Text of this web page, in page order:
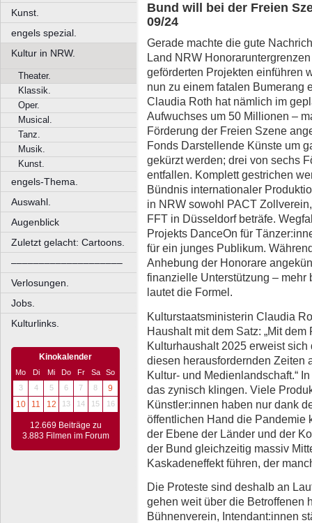
Kunst.
engels spezial.
Kultur in NRW.
Theater.
Klassik.
Oper.
Musical.
Tanz.
Musik.
Kunst.
engels-Thema.
Auswahl.
Augenblick
Zuletzt gelacht: Cartoons.
––––––––––––––––––––
Verlosungen.
Jobs.
Kulturlinks.
Kinokalender
Mo Di Mi Do Fr Sa
So
3
4 5 6 7 8
9
10
11 12 13 14 15 16
12.669 Beiträge zu
3.883 Filmen im Forum
Bund will bei der Freien
09/24
Gerade machte die gute
Land NRW
geförderten Projekten einführen
nun zu einem fatalen Bumerang
Claudia Roth hat nämlich im
Aufwuchses um 50 Millionen –
Förderung der Freien Szene
Fonds Darstellende Künste um
gekürzt werden; drei von sechs
entfallen. Komplett gestrichen
Bündnis internationaler
in NRW sowohl PACT
FFT in Düsseldorf beträfe.
Projekts DanceOn für
für ein junges Publikum.
Anhebung der Honorare
finanzielle Unterstützung –
lautet die Formel.
Kulturstaatsministerin Claudia
Haushalt mit dem Satz: „Mit
Kulturhaushalt 2025 erweist
diesen herausfordernden Zeiten
Kultur- und Medienlandschaft.“
das zynisch klingen. Viele
Künstler:innen haben nur dank
öffentlichen Hand die Pandemie
der Ebene der Länder und der
der Bund gleichzeitig massiv
Kaskadeneffekt führen, der
Die Proteste sind deshalb an
gehen weit über die Betroffenen
Bühnenverein, Intendant:innen